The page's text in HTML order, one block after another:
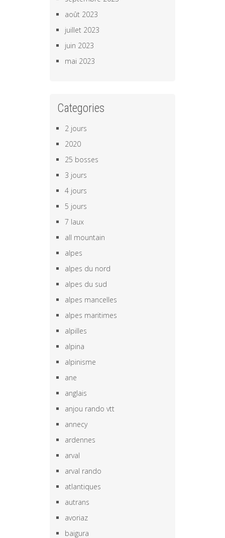
août 2023
juillet 2023
juin 2023
mai 2023
Categories
2 jours
2020
25 bosses
3 jours
4 jours
5 jours
7 laux
all mountain
alpes
alpes du nord
alpes du sud
alpes mancelles
alpes maritimes
alpilles
alpina
alpinisme
ane
anglais
anjou rando vtt
annecy
ardennes
arval
arval rando
atlantiques
autrans
avoriaz
baigura